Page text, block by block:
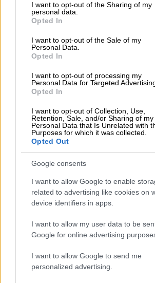
not limited to your visit or usage behaviour.
grant or deny consent to Google and its
use your data for below specified
consent section.
I want to opt-out of the Sharing of my
personal data.
Opted In
I want to opt-out of the Sale of my
Personal Data.
Opted In
I want to opt-out of processing my
Personal Data for Targeted
Opted In
I want to opt-out of Collection, Use,
Retention, Sale, and/or Sharing of my
Personal Data that Is Unrelated with
Purposes for which it was collected.
Opted Out
Google consents
I want to allow Google to enable
related to advertising like cookies on
device identifiers in apps.
I want to allow my user data to be
Google for online advertising
I want to allow Google to send me
personalized advertising.
Σαρωτικοί έλεγχοι της
Αθήνα μετά τα απανωτά
ηλεκτρικά πατίνια
Πραγματοποιήθηκαν 397
127 παραβάσεις για μη χρήση
προστατευτικού κράνους και
υπό την επήρεια μέθης